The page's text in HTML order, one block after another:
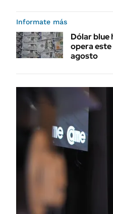
Informate más
Dólar blue
opera este
agosto